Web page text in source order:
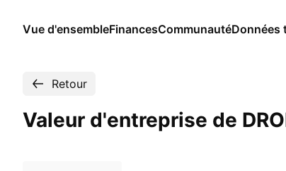
Vue d'ensembleFinancesCommunautéDonnées
Retour
Valeur d'entreprise de